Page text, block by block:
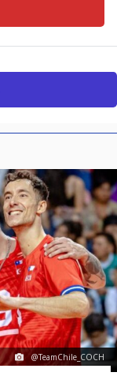
@TeamChile_COCH